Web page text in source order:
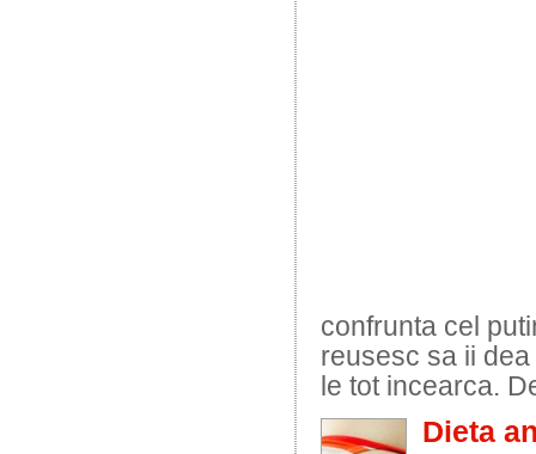
confrunta cel
reusesc sa ii
le tot incearca.
Dieta